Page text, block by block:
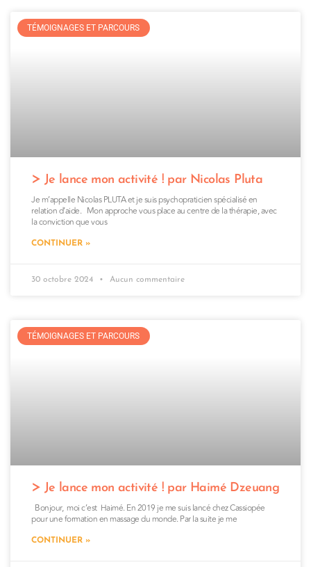
TÉMOIGNAGES ET PARCOURS
Je lance mon activité ! par Nicolas Pluta
Je m’appelle Nicolas PLUTA et je suis psychopraticien spécialisé en
relation d’aide. Mon approche vous place au centre de la thérapie, avec
la conviction que vous
CONTINUER »
30 octobre 2024 Aucun commentaire
TÉMOIGNAGES ET PARCOURS
Je lance mon activité ! par Haimé Dzeuang
Bonjour, moi c’est Haimé. En 2019 je me suis lancé chez Cassiopée
pour une formation en massage du monde. Par la suite je me
CONTINUER »